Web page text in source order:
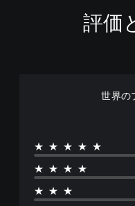
評価
世界の
★★★★★
★★★★
★★★